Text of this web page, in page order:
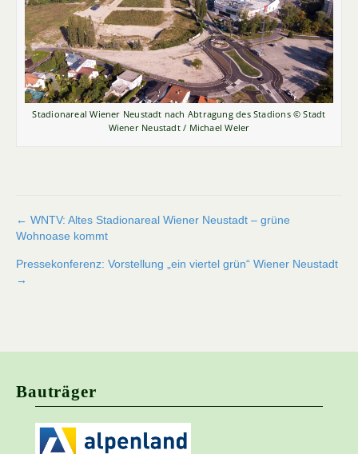
Stadionareal Wiener Neustadt nach Abtragung des Stadions © Stadt
Wiener Neustadt / Michael Weler
Beitragsnavigation
← WNTV: Altes Stadionareal Wiener Neustadt – grüne
Wohnoase kommt
Pressekonferenz: Vorstellung „ein viertel grün“ Wiener Neustadt
→
Bauträger